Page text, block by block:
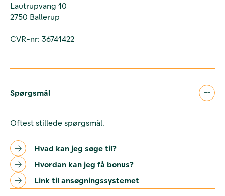
Lautrupvang 10
2750 Ballerup
CVR-nr: 36741422
Spørgsmål
Oftest stillede spørgsmål.
Hvad kan jeg søge til?
Hvordan kan jeg få bonus?
Link til ansøgningssystemet